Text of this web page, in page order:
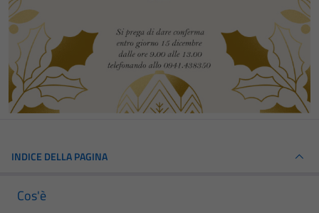
INDICE DELLA PAGINA
Cos'è